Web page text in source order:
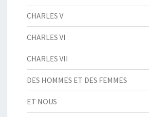
CHARLES V
CHARLES VI
CHARLES VII
DES HOMMES ET DES FEMMES
ET NOUS